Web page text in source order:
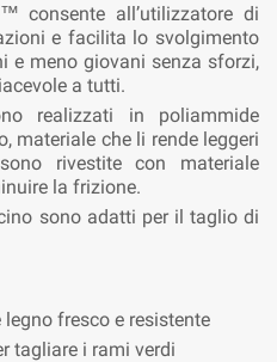
consente all’utilizzatore di
e facilita lo svolgimento
e meno giovani senza sforzi,
a tutti.
realizzati in poliammide
materiale che li rende leggeri
rivestite con materiale
la frizione.
sono adatti per il taglio di
fresco e resistente
tagliare i rami verdi